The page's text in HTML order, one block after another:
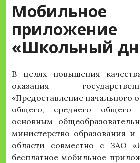
Мобильное
приложение
«Школьный
В целях повышения
оказания
«Предоставление начального
общего, среднего общего
основным
министерство образования и
области совместно с ЗАО
бесплатное мобильное